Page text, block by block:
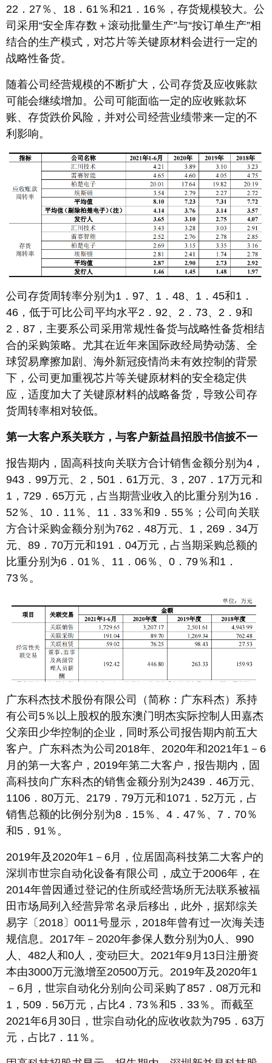
22．27％、18．61％和21．16％，存货规模较大。公
司采用“安全库存数＋滚动批量生产”与“按订单生产”相
结合的生产模式，对芯片等关键原材料会进行一定的
战略性备货。
随着公司经营规模的不断扩大，公司存货及应收账款
可能会继续增加。公司可能面临一定的应收账款坏
账、存货跌价风险，并对公司经营业绩带来一定的不
利影响。
公司存货周转率分别为1．97、1．48、1．45和1．
46，低于可比公司平均水平2．92、2．73、2．9和
2．87，主要系公司采用常规性备货与战略性备货相结
合的采购策略。尤其在近年来国际政经局势动荡、全
球贸易摩擦加剧、海外新冠疫情尚未有效控制的背景
下，公司更加重视芯片等关键原材料的安全稳定供
应，适度加大了关键原材料的战略备货，导致公司存
货周转率相对较低。
第一大客户系关联方，与客户新益昌招股书信披不一
报告期内，固高科技向关联方合计销售金额分别为4，
943．99万元、2，501．61万元、3，207．17万元和
1，729．65万元，占当期营业收入的比重分别为16．
52％、10．11％、11．33％和9．55％；公司向关联
方合计采购金额分别为762．48万元、1，269．34万
元、89．70万元和191．04万元，占当期采购总额的
比重分别为6．01％、11．06％、0．79％和1．
73％。
广东科杰技术股份有限公司（简称：广东科杰）系持
有公司5％以上股权的股东澳门明杰实际控制人田嘉杰
父亲田少华控制的企业，同时系公司报告期内前五大
客户。广东科杰为公司2018年、2020年和2021年1－6
月的第一大客户，2019年第二大客户，报告期内，固
高科技向广东科杰的销售金额分别为2439．46万元、
1106．80万元、2179．79万元和1071．52万元，占
销售总额的比例分别为8．15％、4．47％、7．70％
和5．91％。
2019年及2020年1－6月，位居固高科技第二大客户的
深圳市世宗自动化设备有限公司，成立于2006年，在
2014年曾因通过登记的住所或经营场所无法联系被福
田市场局列入经营异常名录后移出，此外，据郑综关
易字〔2018〕0011号显示，2018年曾有过一次海关违
规信息。2017年－2020年参保人数分别为0人、990
人、482人和0人，变动巨大。2021年9月13日注册资
本由3000万元激增至20500万元。2019年及2020年1
－6月，世宗自动化分别向公司采购了857．08万元和
1，509．56万元，占比4．73％和5．33％。而截至
2021年6月30日，世宗自动化的应收收款为795．63万
元，占比7．11％。